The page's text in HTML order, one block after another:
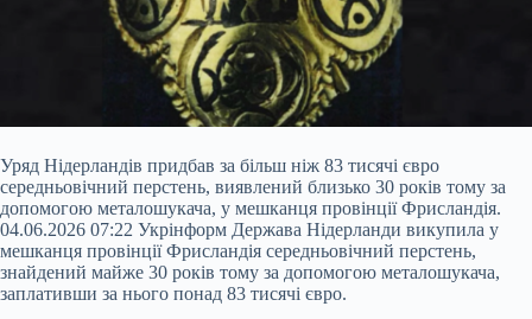
Уряд Нідерландів придбав за більш ніж 83 тисячі євро
середньовічний перстень, виявлений близько 30 років тому за
допомогою металошукача, у мешканця провінції Фрисландія.
04.06.2026 07:22 Укрінформ Держава Нідерланди викупила у
мешканця провінції Фрисландія середньовічний перстень,
знайдений майже 30 років тому за допомогою металошукача,
заплативши за нього понад 83 тисячі євро.